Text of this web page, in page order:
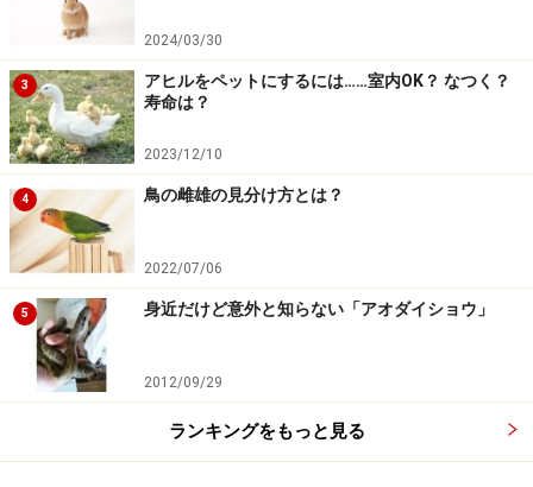
2024/03/30
3
アヒルをペットにするには……室内OK？ なつく？
寿命は？
2023/12/10
4 鳥の雌雄の見分け方とは？
2022/07/06
5 身近だけど意外と知らない「アオダイショウ」
2012/09/29
ランキングをもっと見る